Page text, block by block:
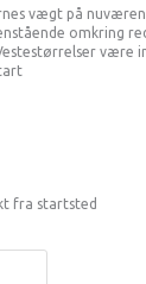
vægt på
omkring
være
fra startsted